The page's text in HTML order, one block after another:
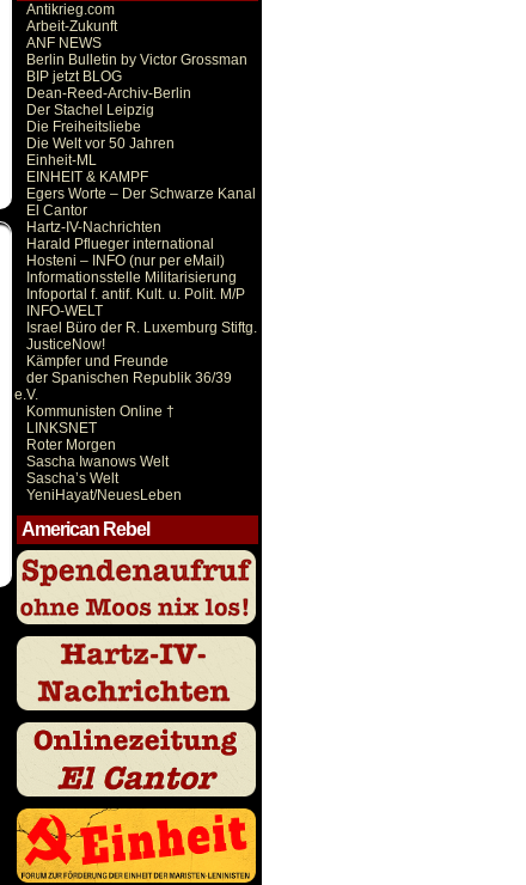
Antikrieg.com
Arbeit-Zukunft
ANF NEWS
Berlin Bulletin by Victor Grossman
BIP jetzt BLOG
Dean-Reed-Archiv-Berlin
Der Stachel Leipzig
Die Freiheitsliebe
Die Welt vor 50 Jahren
Einheit-ML
EINHEIT & KAMPF
Egers Worte – Der Schwarze Kanal
El Cantor
Hartz-IV-Nachrichten
Harald Pflueger international
Hosteni – INFO (nur per eMail)
Informationsstelle Militarisierung
Infoportal f. antif. Kult. u. Polit. M/P
INFO-WELT
Israel Büro der R. Luxemburg Stiftg.
JusticeNow!
Kämpfer und Freunde
der Spanischen Republik 36/39
e.V.
Kommunisten Online †
LINKSNET
Roter Morgen
Sascha Iwanows Welt
Sascha’s Welt
YeniHayat/NeuesLeben
American Rebel